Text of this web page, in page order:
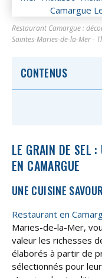
Restaurant Camargue :
Saintes-Maries-de-la-Mer -
CONTENUS
LE GRAIN DE SEL
EN CAMARGUE
UNE CUISINE
Restaurant en
Maries-de-la-Mer,
valeur les richesses
élaborés à partir de
sélectionnés pour